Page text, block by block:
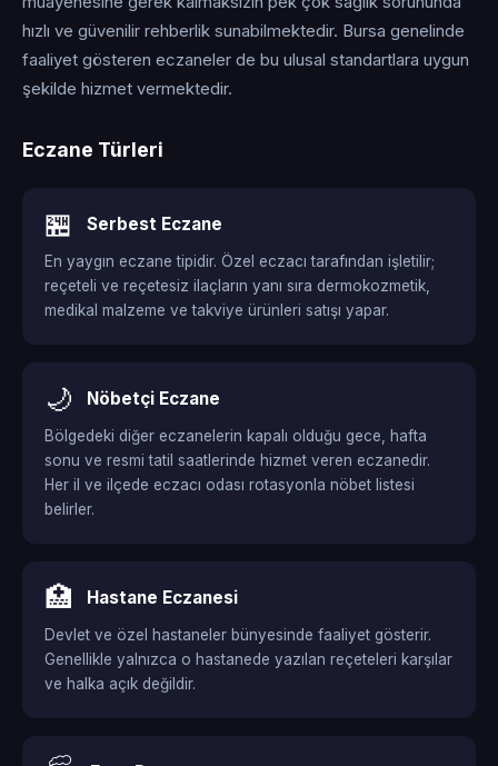
hızlı ve güvenilir rehberlik sunabilmektedir. Bursa genelinde
faaliyet gösteren eczaneler de bu ulusal standartlara uygun
şekilde hizmet vermektedir.
Eczane Türleri
🏪 Serbest Eczane
En yaygın eczane tipidir. Özel eczacı tarafından işletilir;
reçeteli ve reçetesiz ilaçların yanı sıra dermokozmetik,
medikal malzeme ve takviye ürünleri satışı yapar.
🌙 Nöbetçi Eczane
Bölgedeki diğer eczanelerin kapalı olduğu gece, hafta
sonu ve resmi tatil saatlerinde hizmet veren eczanedir.
Her il ve ilçede eczacı odası rotasyonla nöbet listesi
belirler.
🏥 Hastane Eczanesi
Devlet ve özel hastaneler bünyesinde faaliyet gösterir.
Genellikle yalnızca o hastanede yazılan reçeteleri karşılar
ve halka açık değildir.